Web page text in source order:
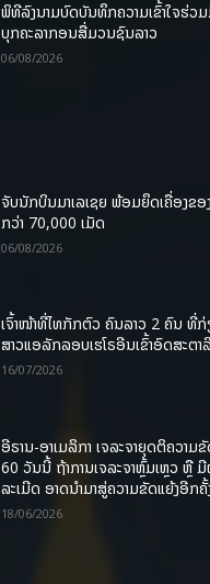
ພິທີລົງນາມບົດບັນທຶກຄວາມເຂົ້າໃຈຮ່ວ
ບຸກຄະລາກອນສື່ມວນຊົນລາວ
06/08/2026
ຈັບນັກບິນມາເລເຊຍ ພ້ອມຍຶດເຄື່ອງຂອ
ກວ່າ 70,000 ເມັດ
06/08/2026
ເຈົ້າໜ້າທີ່ໄທກັກຕົວ ຄົນລາວ 2 ຄົນ ທີ່
ສາວແອລັກລອບເຮໂຣອີນເຂົ້າອົດສະຕາ
16/07/2026
ອີຣານ-ອາເມລິກາ ເຈລະຈາຍຸດຕິຄວາມ
60 ວັນນີ້ ຖ້າການເຈລະຈາຫຼົ້ມເຫຼວ ຫຼື
ລະເມີດ ອາດນໍາມາສູ່ຄວາມຂັດແຍ້ງອີກຄັ້
18/06/2026